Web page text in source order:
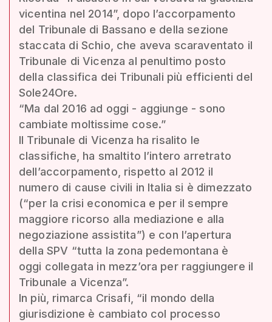
vicentina nel 2014”, dopo l’accorpamento
del Tribunale di Bassano e della sezione
staccata di Schio, che aveva scaraventato il
Tribunale di Vicenza al penultimo posto
della classifica dei Tribunali più efficienti del
Sole24Ore.
“Ma dal 2016 ad oggi - aggiunge - sono
cambiate moltissime cose.”
Il Tribunale di Vicenza ha risalito le
classifiche, ha smaltito l’intero arretrato
dell’accorpamento, rispetto al 2012 il
numero di cause civili in Italia si è dimezzato
(“per la crisi economica e per il sempre
maggiore ricorso alla mediazione e alla
negoziazione assistita”) e con l’apertura
della SPV “tutta la zona pedemontana è
oggi collegata in mezz’ora per raggiungere il
Tribunale a Vicenza”.
In più, rimarca Crisafi, “il mondo della
giurisdizione è cambiato col processo